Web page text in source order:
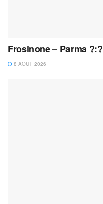
Frosinone – Parma ?:?
8 AOÛT 2026